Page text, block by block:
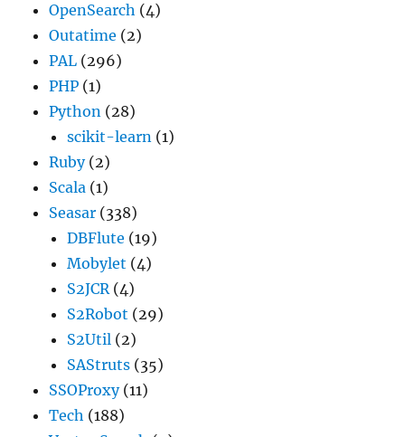
OpenSearch (4)
Outatime (2)
PAL (296)
PHP (1)
Python (28)
scikit-learn (1)
Ruby(2)
Scala (1)
Seasar (338)
DBFlute (19)
Mobylet (4)
S2JCR(4)
S2Robot (29)
S2Util (2)
SAStruts (35)
SSOProxy(11)
Tech (188)